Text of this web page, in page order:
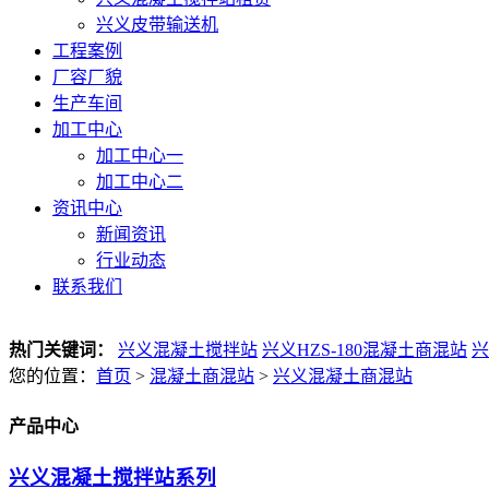
兴义皮带输送机
工程案例
厂容厂貌
生产车间
加工中心
加工中心一
加工中心二
资讯中心
新闻资讯
行业动态
联系我们
热门关键词： 兴义混凝土搅拌站 兴义HZS-180混凝土商混站
您的位置： 首页 > 混凝土商混站 > 兴义混凝土商混站
产品中心
兴义混凝土搅拌站系列